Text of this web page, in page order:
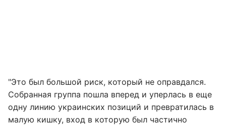
"Это был большой риск, который не оправдался.
Собранная группа пошла вперед и уперлась в еще
одну линию украинских позиций и превратилась в
малую кишку, вход в которую был частично